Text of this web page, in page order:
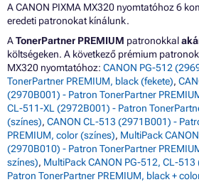
A CANON PIXMA MX320 nyomtatóhoz 6
eredeti patronokat kínálunk.
ATonerPartner PREMIUM patronokkal
költségeken. A következő prémium
MX320 nyomtatóhoz: CANON PG-512
TonerPartner PREMIUM, black (fekete),
(2970B001) - Patron TonerPartner
CL-511-XL (2972B001) - Patron
(színes), CANON CL-513 (2971B001) -
PREMIUM, color (színes), MultiPack
(2970B010) - Patron TonerPartner
színes), MultiPack CANON PG-512, CL-
Patron TonerPartner PREMIUM, black +